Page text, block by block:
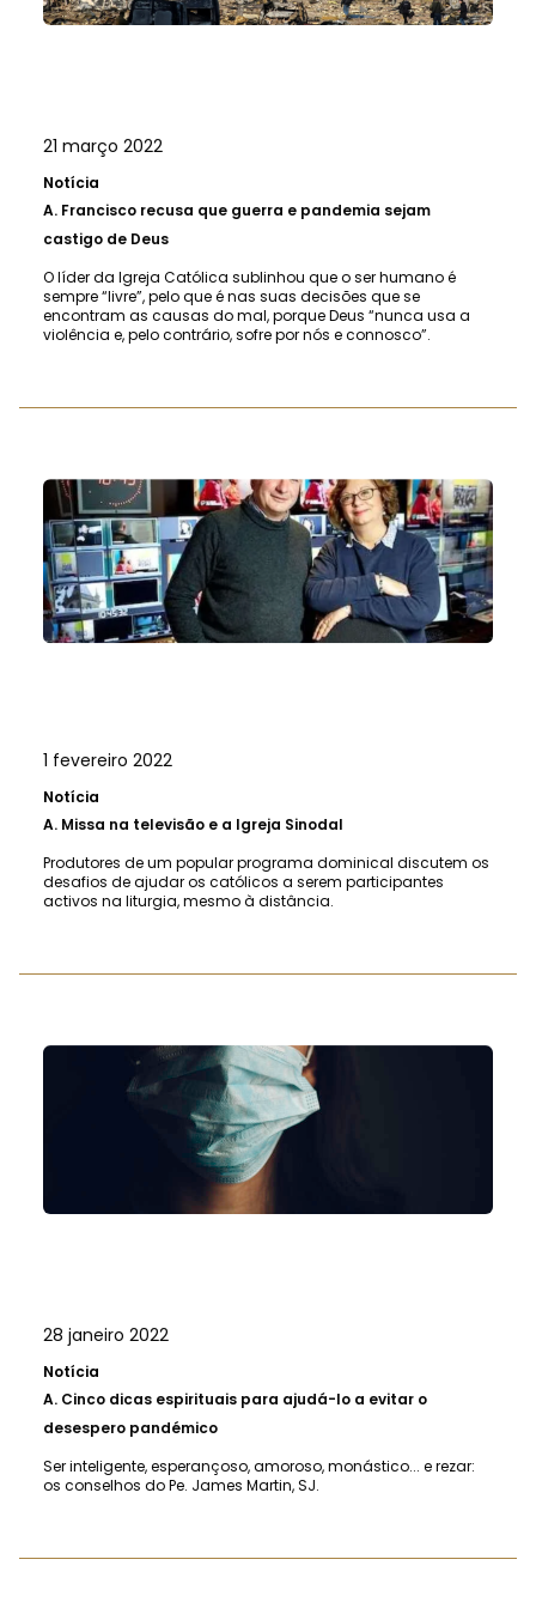
21 março 2022
Notícia
A. Francisco recusa que guerra e pandemia sejam
castigo de Deus
O líder da Igreja Católica sublinhou que o ser humano é
sempre “livre”, pelo que é nas suas decisões que se
encontram as causas do mal, porque Deus “nunca usa a
violência e, pelo contrário, sofre por nós e connosco”.
1 fevereiro 2022
Notícia
A. Missa na televisão e a Igreja Sinodal
Produtores de um popular programa dominical discutem os
desafios de ajudar os católicos a serem participantes
activos na liturgia, mesmo à distância.
28 janeiro 2022
Notícia
A. Cinco dicas espirituais para ajudá-lo a evitar o
desespero pandémico
Ser inteligente, esperançoso, amoroso, monástico... e rezar:
os conselhos do Pe. James Martin, SJ.